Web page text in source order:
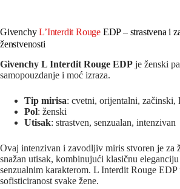
GivenchyL’Interdit Rouge EDP – strastvena i
ženstvenosti
Givenchy L Interdit Rouge EDP je ženski
samopouzdanje i moć izraza.
Tip mirisa: cvetni, orijentalni, začinski,
Pol: ženski
Utisak: strastven, senzualan, intenzivan
Ovaj intenzivan i zavodljiv miris stvoren je za
snažan utisak, kombinujući klasičnu
senzualnim karakterom. L Interdit Rouge EDP
sofisticiranost svake žene.